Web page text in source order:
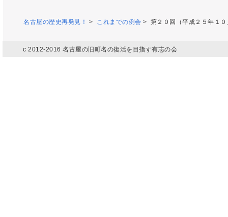
名古屋の歴史再発見！ > これまでの例会 > 第２０回（平成２５年１０
c 2012-2016 名古屋の旧町名の復活を目指す有志の会